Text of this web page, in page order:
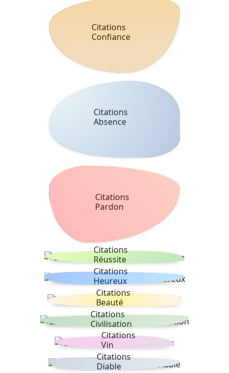
Citations
Confiance
Citations
Absence
Citations
Pardon
Citations
Réussite
Citations
Heureux
Citations
Beauté
Citations
Civilisation
Citations
Vin
Citations
Diable